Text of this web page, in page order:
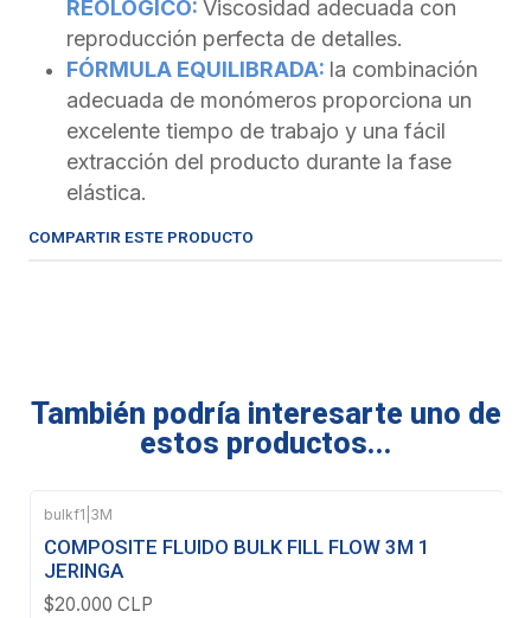
REOLÓGICO: Viscosidad adecuada con
reproducción perfecta de detalles.
FÓRMULA EQUILIBRADA: la combinación
adecuada de monómeros proporciona un
excelente tiempo de trabajo y una fácil
extracción del producto durante la fase
elástica.
COMPARTIR ESTE PRODUCTO
También podría interesarte uno de
estos productos...
Agotado
bulkf1 3M
COMPOSITE FLUIDO BULK FILL FLOW 3M 1
JERINGA
$20.000 CLP